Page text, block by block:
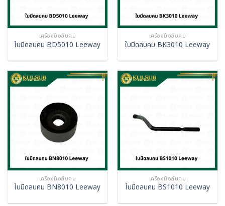
เครื่องมือลับคม
ใบมีดลบคม BD5010 Leeway
เครื่องมือลับคม
ใบมีดลบคม BK3010 Leeway
เครื่องมือลับคม
ใบมีดลบคม BN8010 Leeway
เครื่องมือลับคม
ใบมีดลบคม BS1010 Leeway